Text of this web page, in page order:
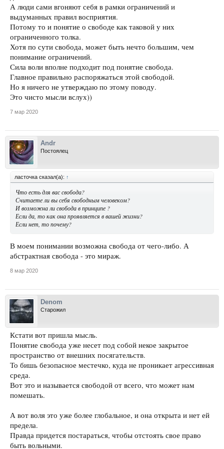
А люди сами вгоняют себя в рамки ограничений и
выдуманных правил восприятия.
Потому то и понятие о свободе как таковой у них
ограниченного толка.
Хотя по сути свобода, может быть нечто большим, чем
понимание ограничений.
Сила воли вполне подходит под понятие свобода.
Главное правильно распоряжаться этой свободой.
Но я ничего не утверждаю по этому поводу.
Это чисто мысли вслух))
7 мар 2020
Andr
Постоялец
ласточка сказал(а): ↑
Что есть для вас свобода?
Считаете ли вы себя свободным человеком?
И возможна ли свобода в принципе ?
Если да, то как она проявляется в вашей жизни?
Если нет, то почему?
В моем понимании возможна свобода от чего-либо. А
абстрактная свобода - это мираж.
8 мар 2020
Denom
Старожил
Кстати вот пришла мысль.
Понятие свобода уже несет под собой некое закрытое
пространство от внешних посягательств.
То бишь безопасное местечко, куда не проникает агрессивная
среда.
Вот это и называется свободой от всего, что может нам
помешать.
А вот воля это уже более глобальное, и она открыта и нет ей
предела.
Правда придется постараться, чтобы отстоять свое право
быть вольными.